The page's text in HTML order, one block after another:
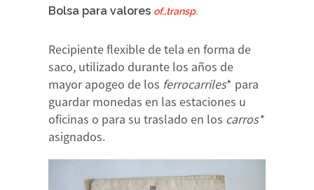
Bolsa para valores of.,transp.
Recipiente flexible de tela en forma de
saco, utilizado durante los años de
mayor apogeo de los ferrocarriles* para
guardar monedas en las estaciones u
oficinas o para su traslado en los carros*
asignados.